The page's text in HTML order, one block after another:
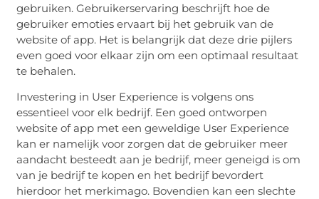
gebruiken. Gebruikerservaring beschrijft hoe de
gebruiker emoties ervaart bij het gebruik van de
website of app. Het is belangrijk dat deze drie pijlers
even goed voor elkaar zijn om een optimaal resultaat
te behalen.
Investering in User Experience is volgens ons
essentieel voor elk bedrijf. Een goed ontworpen
website of app met een geweldige User Experience
kan er namelijk voor zorgen dat de gebruiker meer
aandacht besteedt aan je bedrijf, meer geneigd is om
van je bedrijf te kopen en het bedrijf bevordert
hierdoor het merkimago. Bovendien kan een slechte